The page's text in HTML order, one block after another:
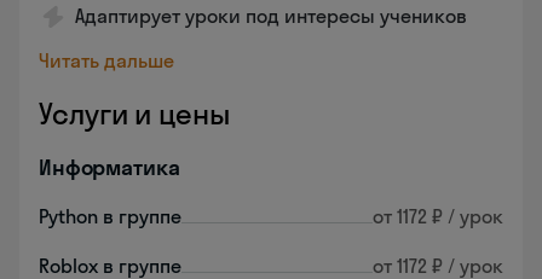
Адаптирует уроки под интересы учеников
Читать дальше
Услуги и цены
Информатика
Python в группе от 1172 ₽ / урок
Roblox в группе от 1172 ₽ / урок